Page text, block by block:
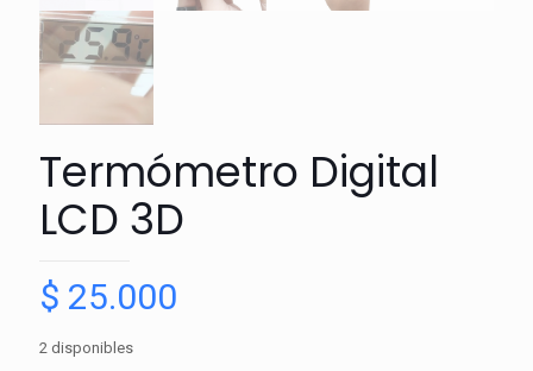
Termómetro Digital
LCD 3D
$ 25.000
2 disponibles